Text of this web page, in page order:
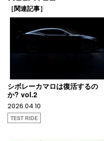
［関連記事］
シボレーカマロは復活するの
か? vol.2
2026.04.10
TEST RIDE